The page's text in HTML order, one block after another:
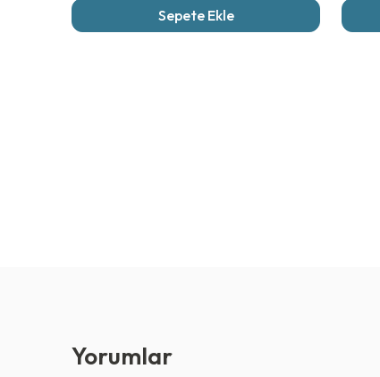
Sepete Ekle
Son
Yorumlar